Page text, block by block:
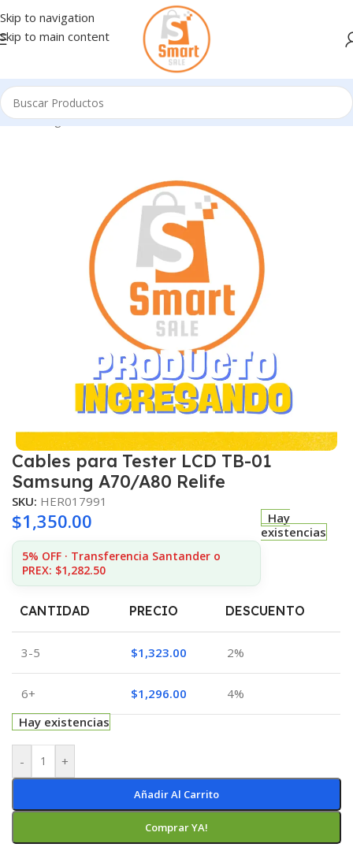
Skip to navigation
Skip to main content
Inicio/Ingresando
Cables para Tester LCD TB-01
Samsung A70/A80 Relife
SKU: HER017991
$1,350.00
5% OFF · Transferencia Santander o
PREX: $1,282.50
Hay
existencias
CANTIDAD PRECIO DESCUENTO
3-5 $1,323.00 2%
6+ $1,296.00
4%
Hay existencias
- +
Añadir Al Carrito
Comprar YA!